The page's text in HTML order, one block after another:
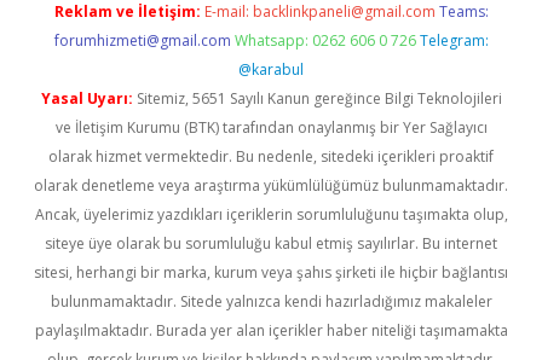
Reklam ve İletişim: E-mail: backlinkpaneli@gmail.com Teams:
forumhizmeti@gmail.com Whatsapp: 0262 606 0 726 Telegram:
@karabul
Yasal Uyarı: Sitemiz, 5651 Sayılı Kanun gereğince Bilgi Teknolojileri
ve İletişim Kurumu (BTK) tarafından onaylanmış bir Yer Sağlayıcı
olarak hizmet vermektedir. Bu nedenle, sitedeki içerikleri proaktif
olarak denetleme veya araştırma yükümlülüğümüz bulunmamaktadır.
Ancak, üyelerimiz yazdıkları içeriklerin sorumluluğunu taşımakta olup,
siteye üye olarak bu sorumluluğu kabul etmiş sayılırlar. Bu internet
sitesi, herhangi bir marka, kurum veya şahıs şirketi ile hiçbir bağlantısı
bulunmamaktadır. Sitede yalnızca kendi hazırladığımız makaleler
paylaşılmaktadır. Burada yer alan içerikler haber niteliği taşımamakta